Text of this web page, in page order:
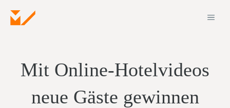
Inhalt
Mit Online-Hotelvideos
neue Gäste gewinnen